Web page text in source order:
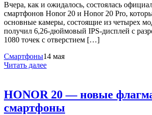
Вчера, как и ожидалось, состоялась
смартфонов Honor 20 и Honor 20 Pro,
основные камеры, состоящие из четырех
получил 6,26-дюймовый IPS-дисплей с
1080 точек с отверстием […]
Смартфоны14 мая
Читать далее
HONOR 20 — новые
смартфоны